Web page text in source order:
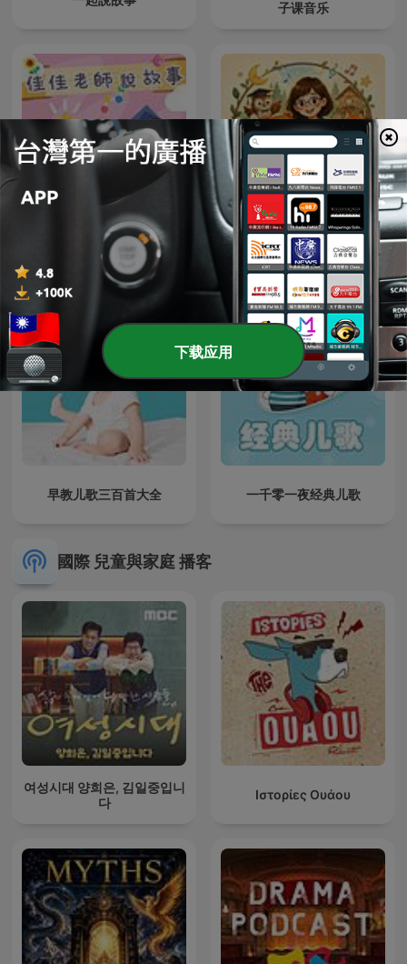
子课音乐
佳佳老師說故事
Teacher Ann's Musical
Routine｜Teacher Ann 的
兒童常規轉換兒歌故事屋
早教儿歌三百首大全 一千零一夜经典儿歌
國際 兒童與家庭 播客
여성시대 양희은, 김일중입니
다
Ιστορίες Ουάου
下载应用